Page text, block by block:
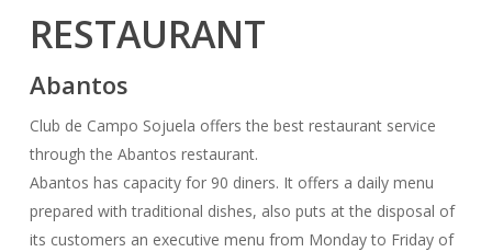
RESTAURANT
Abantos
Club de Campo Sojuela offers the best restaurant service
through the Abantos restaurant.
Abantos has capacity for 90 diners. It offers a daily menu
prepared with traditional dishes, also puts at the disposal of
its customers an executive menu from Monday to Friday of